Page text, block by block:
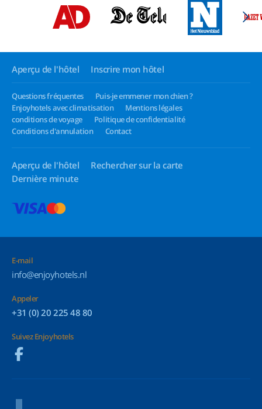
Aperçu de l'hôtel Inscrire mon hôtel
Questions fréquentes
Puis-je emmener mon chien ?
Enjoyhotels avec climatisation
Mentions légales
conditions de voyage
Politique de confidentialité
Conditions d'annulation
Contact
Aperçu de l'hôtel
Rechercher sur la carte
Dernière minute
E-mail
info@enjoyhotels.nl
Appeler
+31 (0) 20 225 48 80
Suivez Enjoyhotels